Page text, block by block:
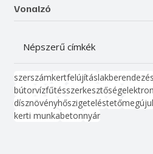
Vonalzó
Népszerű címkék
szerszámkertfelújításlakberendezés
bútorvízfűtésszerkesztőség
dísznövényhőszigeteléstető
kerti munkabetonnyár